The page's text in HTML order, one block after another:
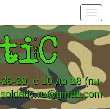
39, с 10 до 18 (пн-
soldatic.ru@gmail.com